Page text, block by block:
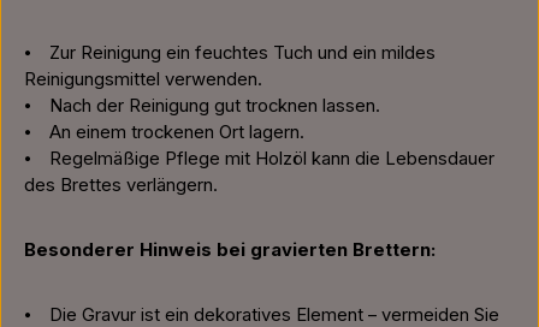
⦁ Zur Reinigung ein feuchtes Tuch und ein mildes
Reinigungsmittel verwenden.
⦁ Nach der Reinigung gut trocknen lassen.
⦁ An einem trockenen Ort lagern.
⦁ Regelmäßige Pflege mit Holzöl kann die Lebensdauer
des Brettes verlängern.
Besonderer Hinweis bei gravierten Brettern:
⦁ Die Gravur ist ein dekoratives Element – vermeiden Sie